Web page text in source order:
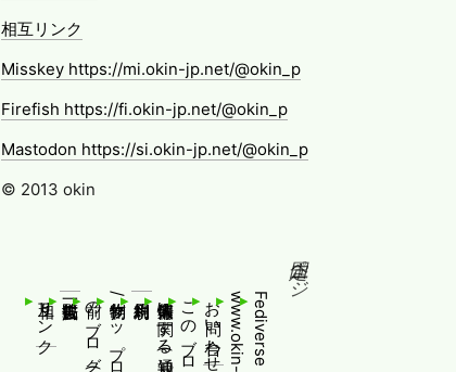
相互リンク
Misskey https://mi.okin-jp.net/@okin_p
Firefish https://fi.okin-jp.net/@okin_p
Mastodon https://si.okin-jp.net/@okin_p
© 2013 okin
固定ページ
お問い合わせ
制作物/アップローダー
相互リンク